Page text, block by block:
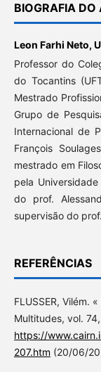
BIOGRAFIA DO
Leon Farhi Neto,
Professor do
do Tocantins
Mestrado
Grupo de
Internacional de
François
mestrado em
pela
do prof.
supervisão do
REFERÊNCIAS
FLUSSER, Vilém.
Multitudes, vol.
https://
207.htm (20/06/